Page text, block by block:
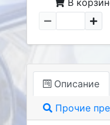
В
Описание
Прочие